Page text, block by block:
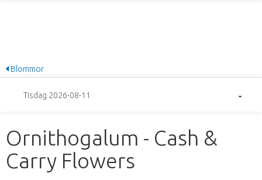
Blommor
Tisdag 2026-08-11
Ornithogalum - Cash &
Carry Flowers